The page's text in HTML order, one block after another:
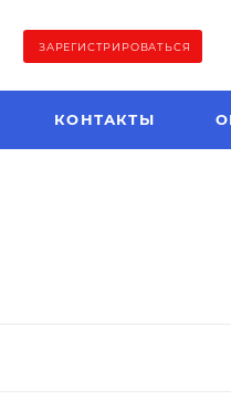
ЗАРЕГИСТРИРОВАТЬСЯ
КОНТАКТЫ